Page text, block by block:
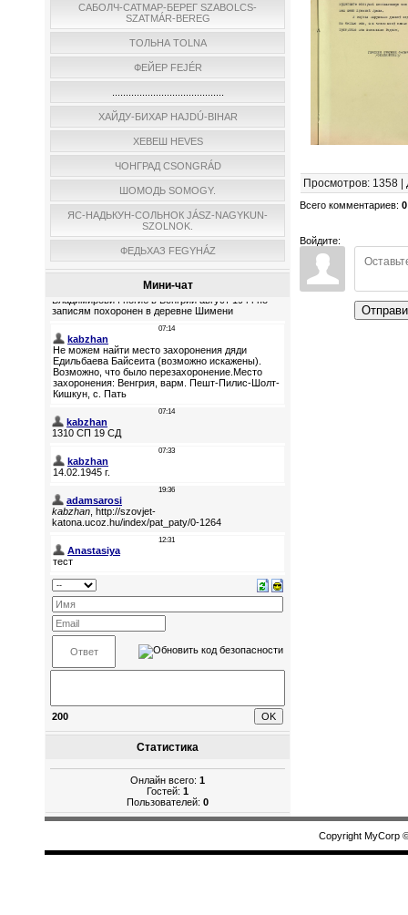
САБОЛЧ-САТМАР-БЕРЕГ SZABOLCS-
SZATMÁR-BEREG
ТОЛЬНА TOLNA
ФЕЙЕР FEJÉR
ХАЙДУ-БИХАР HAJDÚ-BIHAR
ХЕВЕШ HEVES
ЧОНГРАД CSONGRÁD
ШОМОДЬ SOMOGY.
ЯС-НАДЬКУН-СОЛЬНОК JÁSZ-NAGYKUN-
SZOLNOK.
ФЕДЬХАЗ FEGYHÁZ
Мини-чат
200
Статистика
Онлайн всего: 1
Гостей: 1
Пользователей: 0
Просмотров: 1358 |
Всего комментариев: 0
Войдите:
Copyright MyCorp